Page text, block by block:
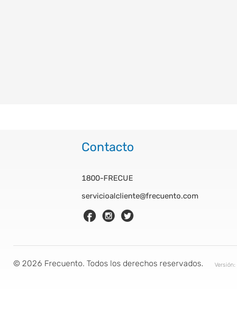
Contacto
1800-FRECUE
servicioalcliente@frecuento.com
© 2026 Frecuento. Todos los derechos reservados. Versión: